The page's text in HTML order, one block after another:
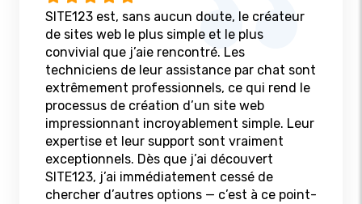
SITE123 est, sans aucun doute, le créateur
de sites web le plus simple et le plus
convivial que j’aie rencontré. Les
techniciens de leur assistance par chat sont
extrêmement professionnels, ce qui rend le
processus de création d’un site web
impressionnant incroyablement simple. Leur
expertise et leur support sont vraiment
exceptionnels. Dès que j’ai découvert
SITE123, j’ai immédiatement cessé de
chercher d’autres options — c’est à ce point-